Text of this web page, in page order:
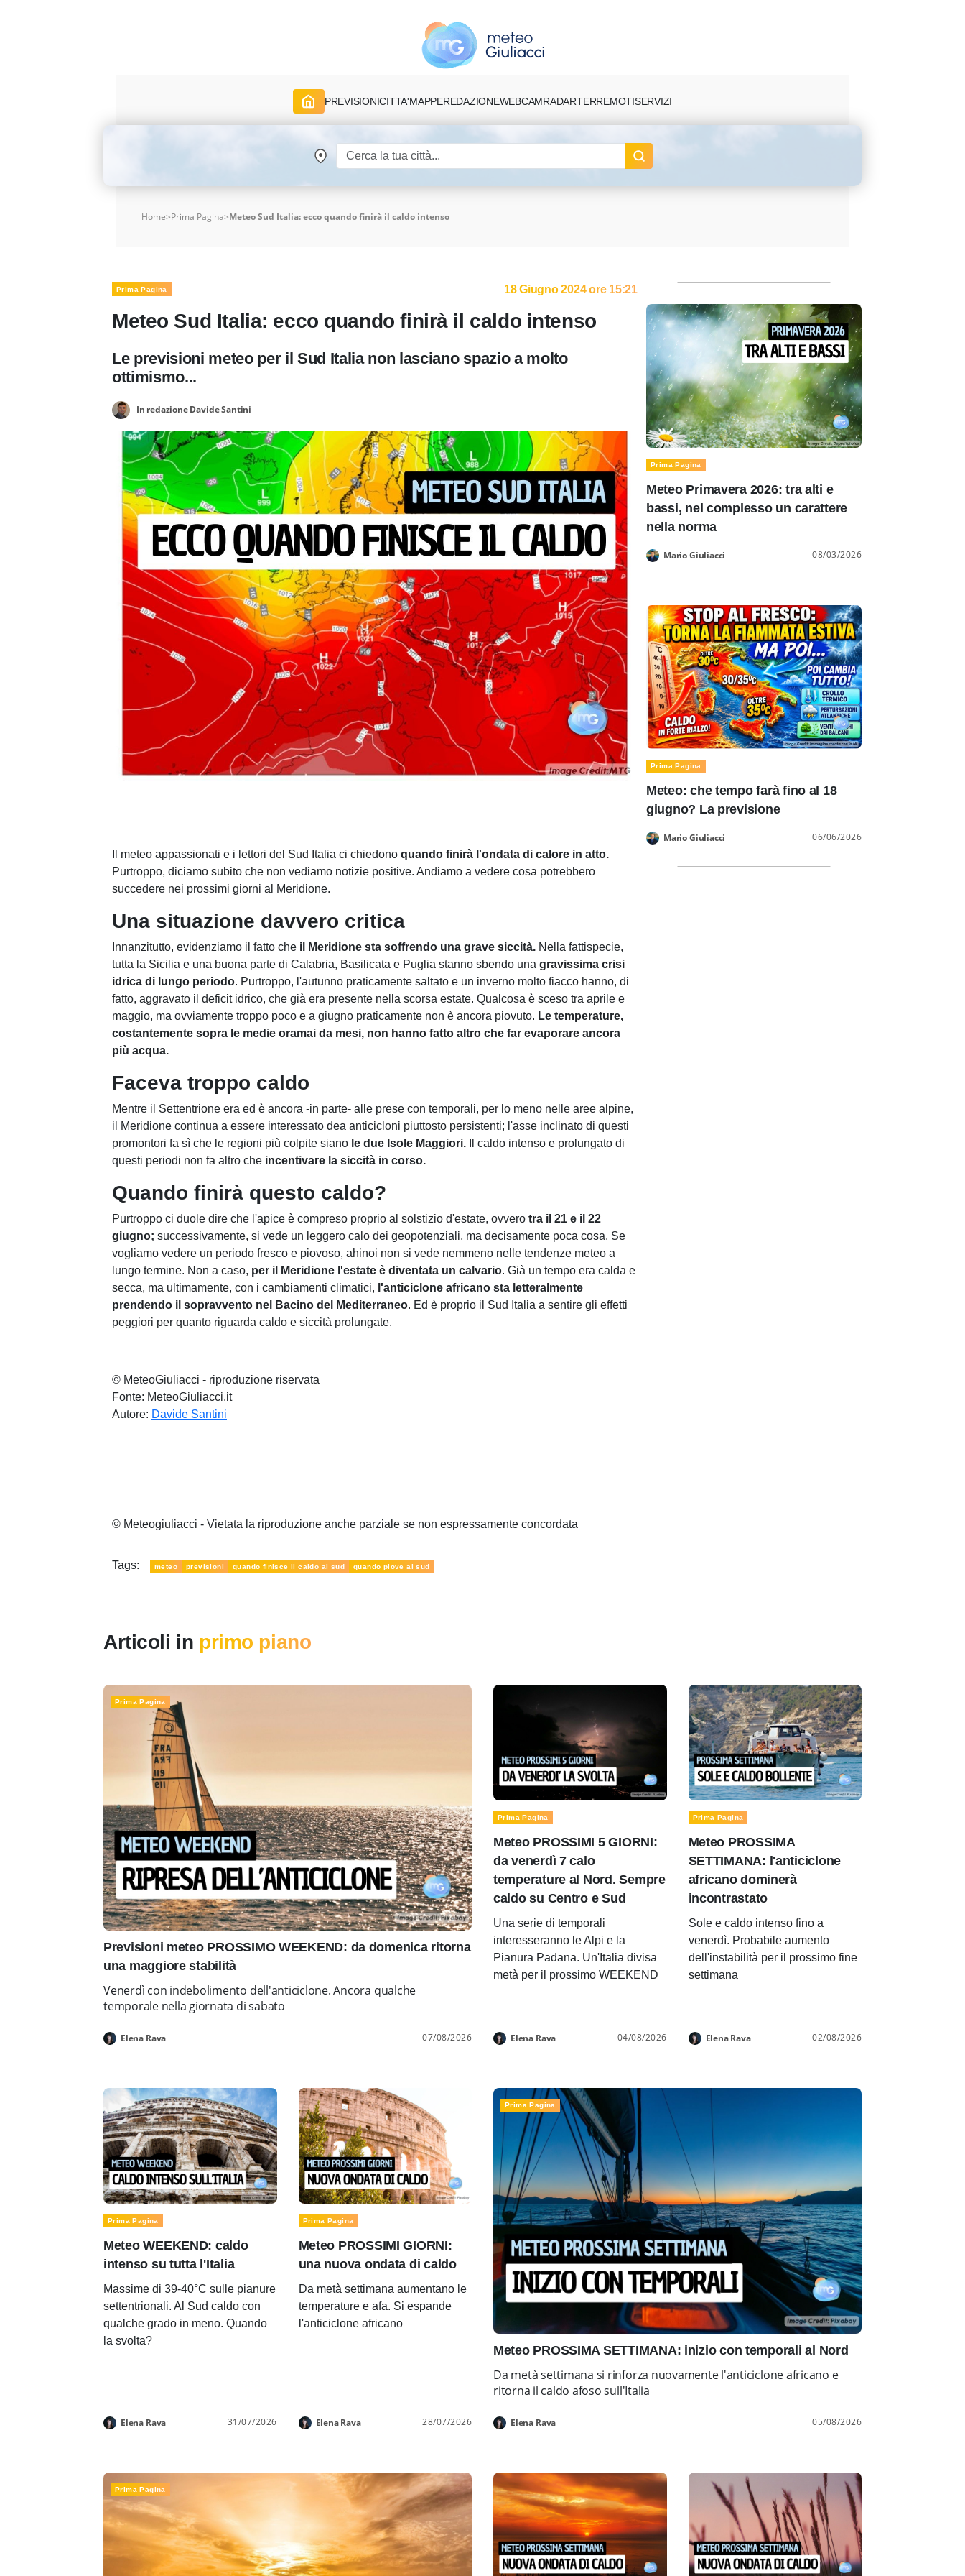
PREVISIONICITTA'MAPPEREDAZIONEWEBCAMRADARTERREMOTISERVIZI
Home>Prima Pagina>Meteo Sud Italia: ecco quando finirà il caldo intenso
Prima Pagina 18 Giugno 2024 ore 15:21
Meteo Sud Italia: ecco quando finirà il caldo intenso
Le previsioni meteo per il Sud Italia non lasciano spazio a molto
ottimismo...
In redazione Davide Santini
Il meteo appassionati e i lettori del Sud Italia ci chiedono quando finirà l'ondata di calore in atto.
Purtroppo, diciamo subito che non vediamo notizie positive. Andiamo a vedere cosa potrebbero
succedere nei prossimi giorni al Meridione.
Una situazione davvero critica
Innanzitutto, evidenziamo il fatto che il Meridione sta soffrendo una grave siccità. Nella fattispecie,
tutta la Sicilia e una buona parte di Calabria, Basilicata e Puglia stanno sbendo una gravissima crisi
idrica di lungo periodo. Purtroppo, l'autunno praticamente saltato e un inverno molto fiacco hanno, di
fatto, aggravato il deficit idrico, che già era presente nella scorsa estate. Qualcosa è sceso tra aprile e
maggio, ma ovviamente troppo poco e a giugno praticamente non è ancora piovuto. Le temperature,
costantemente sopra le medie oramai da mesi, non hanno fatto altro che far evaporare ancora
più acqua.
Faceva troppo caldo
Mentre il Settentrione era ed è ancora -in parte- alle prese con temporali, per lo meno nelle aree alpine,
il Meridione continua a essere interessato dea anticicloni piuttosto persistenti; l'asse inclinato di questi
promontori fa sì che le regioni più colpite siano le due Isole Maggiori.
Il caldo intenso e prolungato di
questi periodi non fa altro che incentivare la siccità in corso.
Quando finirà questo caldo?
Purtroppo ci duole dire che l'apice è compreso proprio al solstizio d'estate, ovvero tra il 21 e il 22
giugno; successivamente, si vede un leggero calo dei geopotenziali, ma decisamente poca cosa. Se
vogliamo vedere un periodo fresco e piovoso, ahinoi non si vede nemmeno nelle tendenze meteo a
lungo termine. Non a caso, per il Meridione l'estate è diventata un calvario. Già un tempo era calda e
secca, ma ultimamente, con i cambiamenti climatici, l'anticiclone africano sta letteralmente
prendendo il sopravvento nel Bacino del Mediterraneo. Ed è proprio il Sud Italia a sentire gli effetti
peggiori per quanto riguarda caldo e siccità prolungate.
© MeteoGiuliacci - riproduzione riservata
Fonte: MeteoGiuliacci.it
Autore: Davide Santini
© Meteogiuliacci - Vietata la riproduzione anche parziale se non espressamente concordata
Tags: meteo previsioni quando finisce il caldo al sud quando piove al sud
Prima Pagina
Meteo Primavera 2026: tra alti e
bassi, nel complesso un carattere
nella norma
Mario Giuliacci 08/03/2026
Prima Pagina
Meteo: che tempo farà fino al 18
giugno? La previsione
Mario Giuliacci 06/06/2026
Articoli in primo piano
Prima Pagina
Previsioni meteo PROSSIMO WEEKEND: da domenica ritorna
una maggiore stabilità
Venerdì con indebolimento dell'anticiclone. Ancora qualche
temporale nella giornata di sabato
Elena Rava 07/08/2026
Prima Pagina
Meteo PROSSIMI 5 GIORNI:
da venerdì 7 calo
temperature al Nord. Sempre
caldo su Centro e Sud
Una serie di temporali
interesseranno le Alpi e la
Pianura Padana. Un'Italia divisa
metà per il prossimo WEEKEND
Elena Rava 04/08/2026
Prima Pagina
Meteo PROSSIMA
SETTIMANA: l'anticiclone
africano dominerà
incontrastato
Sole e caldo intenso fino a
venerdì. Probabile aumento
dell'instabilità per il prossimo fine
settimana
Elena Rava 02/08/2026
Prima Pagina
Meteo WEEKEND: caldo
intenso su tutta l'Italia
Massime di 39-40°C sulle pianure
settentrionali. Al Sud caldo con
qualche grado in meno. Quando
la svolta?
Elena Rava 31/07/2026
Prima Pagina
Meteo PROSSIMI GIORNI:
una nuova ondata di caldo
Da metà settimana aumentano le
temperature e afa. Si espande
l'anticiclone africano
Elena Rava 28/07/2026
Prima Pagina
Meteo PROSSIMA SETTIMANA: inizio con temporali al Nord
Da metà settimana si rinforza nuovamente l'anticiclone africano e
ritorna il caldo afoso sull'Italia
Elena Rava 05/08/2026
Prima Pagina